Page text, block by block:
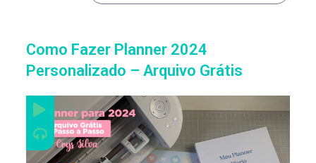
Como Fazer Planner 2024
Personalizado – Arquivo Grátis